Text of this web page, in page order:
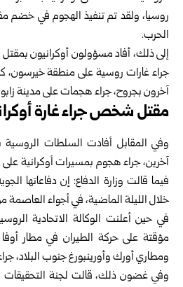
⁠روسيا، ولقد ‌تم تنفيذ ⁠الهجوم ⁠في خضم
الحرب.
إلى ذلك، أفاد مسؤولون أوكرانيون
جراء غارات روسية على منطقة
آخرون بجروح، جراء هجمات على مدينة
مقتل شخص جراء غارة
وفي المقابل أفادت السلطات
آخرين، جراء هجوم بمسيرات أوكرانية على
خلال الليلة الماضية، في أجواء
في حين أعلنت الوكالة الاتحادية
مؤقتة على حركة الطيران في مطار أوفا
ومطاري أورك وأورينبورغ جنوب البلاد،
وفي غضون ذلك، قالت لجنة التحقيقات